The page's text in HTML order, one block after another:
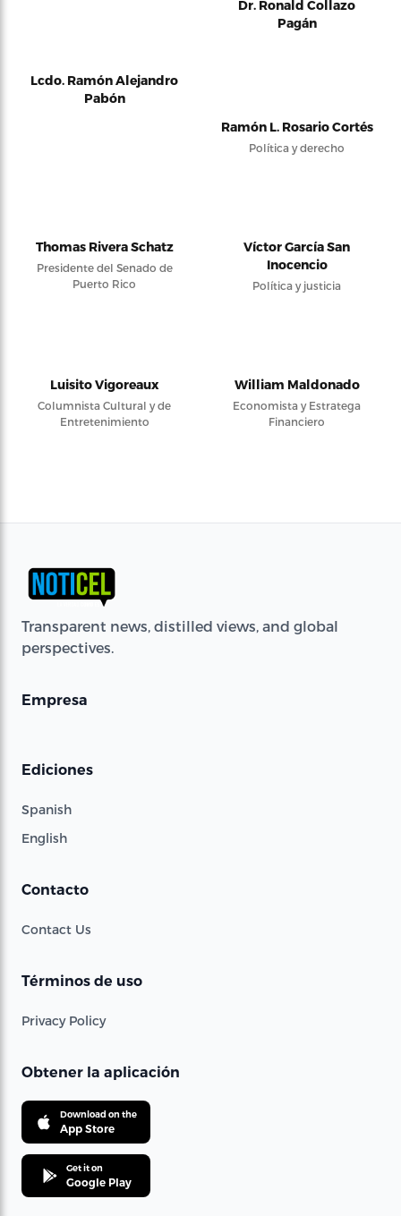
Dr. Ronald Collazo
Pagán
Lcdo. Ramón Alejandro
Pabón
Ramón L. Rosario Cortés
Política y derecho
Thomas Rivera Schatz
Presidente del Senado de
Puerto Rico
Víctor García San
Inocencio
Política y justicia
Luisito Vigoreaux
Columnista Cultural y de
Entretenimiento
William Maldonado
Economista y Estratega
Financiero
Transparent news, distilled views, and global
perspectives.
Empresa
Ediciones
Spanish
English
Contacto
Contact Us
Términos de uso
Privacy Policy
Obtener la aplicación
Download on the
App Store
Get it on
Google Play